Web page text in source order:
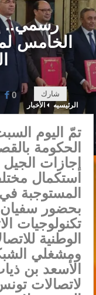
رسمي..
الخامس
شارك 0
الرئيسيه الأخبار
الحكومة
إجازات
استكمال
المستوجبة
بحضور سفيان
تكنولوجيات
الوطنية
ومشغلي
الأسعد بن
لاتصالات